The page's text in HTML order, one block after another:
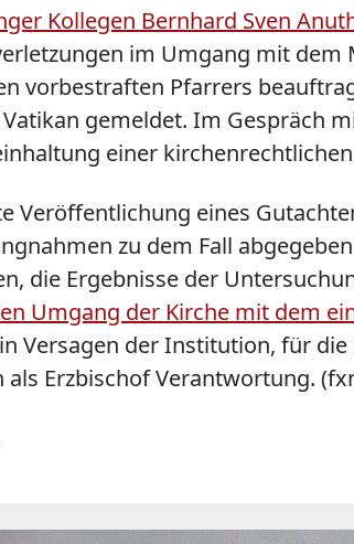
Kollegen Bernhard Sven
im Umgang mit
vorbestraften Pfarrers
gemeldet. Im Gespräch
einer
Veröffentlichung eines
zu dem Fall
die Ergebnisse der
Umgang der Kirche mit dem
Versagen der Institution, für
Erzbischof Verantwortung.